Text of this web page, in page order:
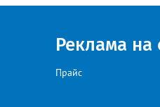
его в
-
с
сообщили в пресс-
праздничные
спасателей на Таганае
Реклама на
Прайс